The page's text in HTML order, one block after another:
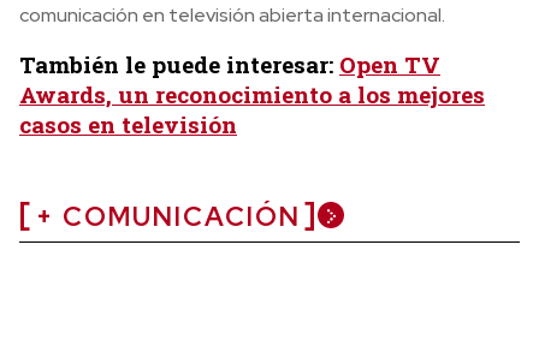
comunicación en televisión abierta internacional.
También le puede interesar: Open TV
Awards, un reconocimiento a los mejores
casos en televisión
+ COMUNICACIÓN